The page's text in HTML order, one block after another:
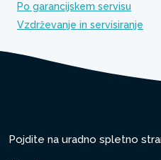
Po garancijskem servisu
Vzdrževanje in servisiranje
Pojdite na uradno spletno